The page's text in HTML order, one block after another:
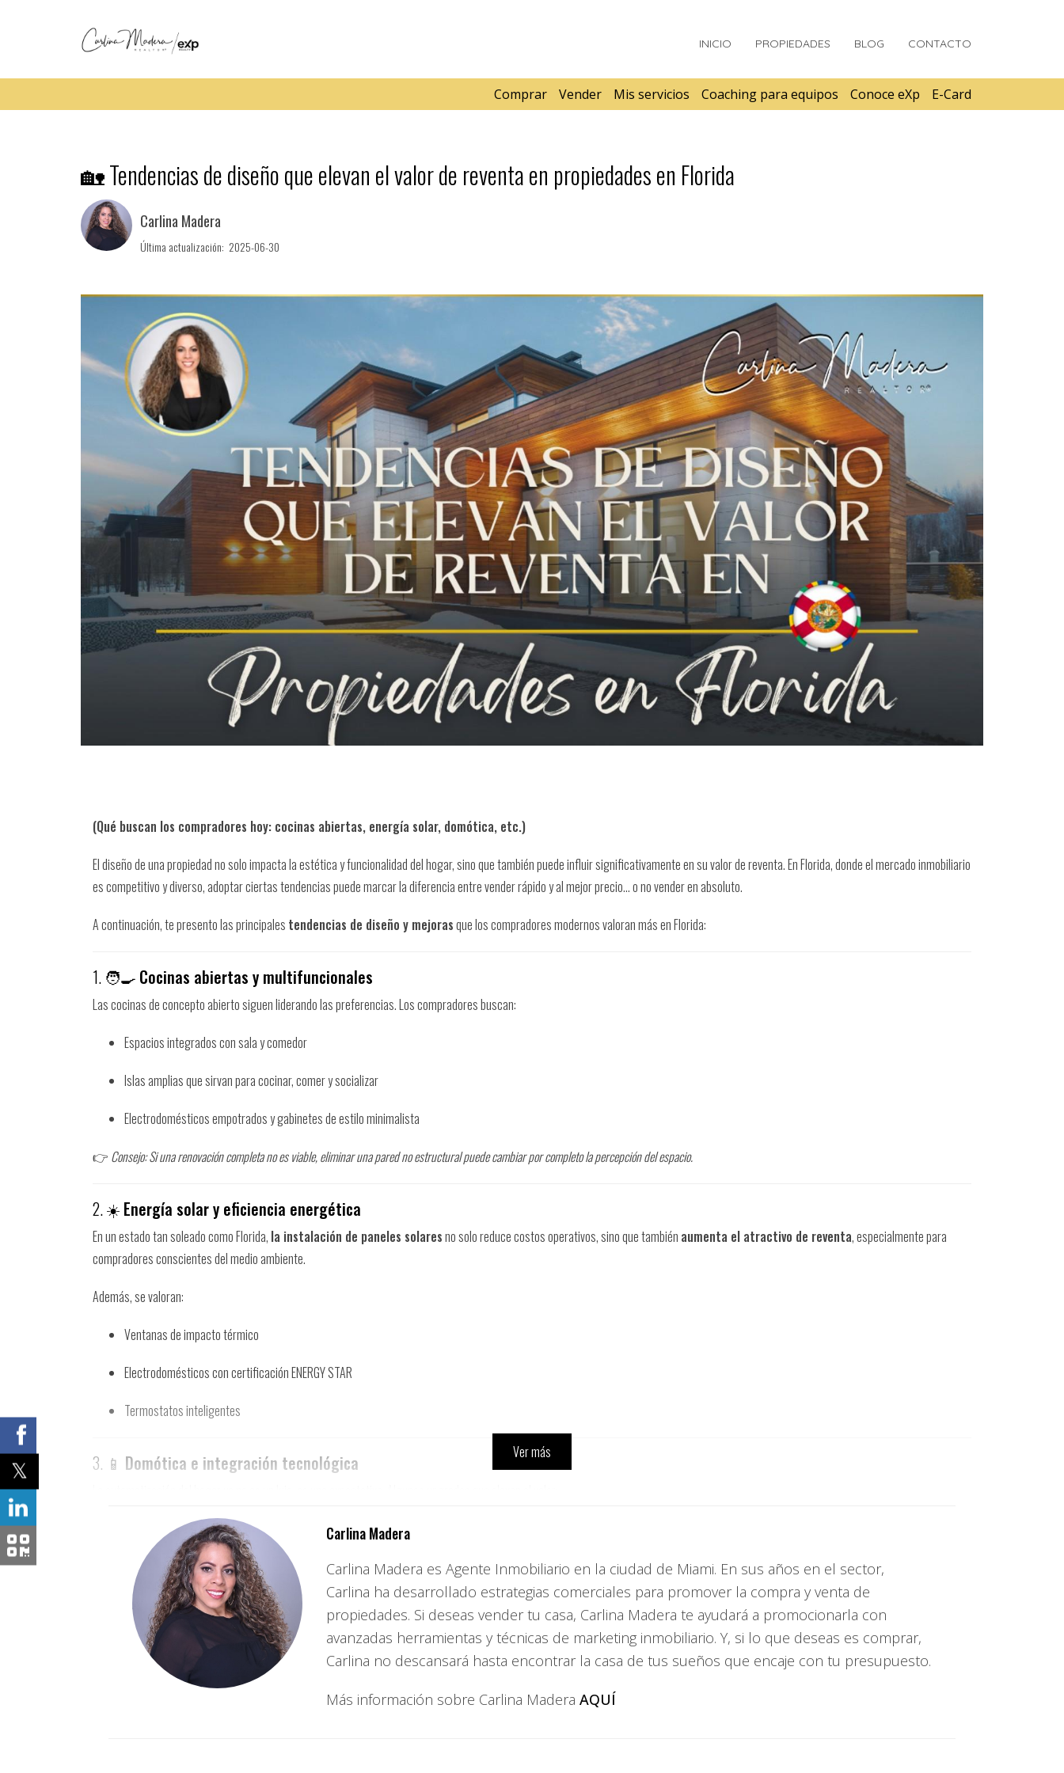
INICIO PROPIEDADES BLOG CONTACTO
Comprar Vender Mis servicios Coaching para equipos Conoce eXp E-Card
🏡 Tendencias de diseño que elevan el valor de reventa en propiedades en Florida
Carlina Madera
Última actualización: 2025-06-30
(Qué buscan los compradores hoy: cocinas abiertas, energía solar, domótica, etc.)
El diseño de una propiedad no solo impacta la estética y funcionalidad del hogar, sino que también puede influir significativamente en su valor de reventa. En Florida, donde el mercado inmobiliario
es competitivo y diverso, adoptar ciertas tendencias puede marcar la diferencia entre vender rápido y al mejor precio… o no vender en absoluto.
A continuación, te presento las principales tendencias de diseño y mejorasque los compradores modernos valoran más en Florida:
1. 🧑‍🍳 Cocinas abiertas y multifuncionales
Las cocinas de concepto abierto siguen liderando las preferencias. Los compradores buscan:
Espacios integrados con sala y comedor
Islas amplias que sirvan para cocinar, comer y socializar
Electrodomésticos empotrados y gabinetes de estilo minimalista
👉 Consejo: Si una renovación completa no es viable, eliminar una pared no estructural puede cambiar por completo la percepción del espacio.
2. ☀️ Energía solar y eficiencia energética
En un estado tan soleado como Florida, la instalación de paneles solaresno solo reduce costos operativos, sino que también aumenta el atractivo de reventa, especialmente para
compradores conscientes del medio ambiente.
Además, se valoran:
Ventanas de impacto térmico
Electrodomésticos con certificación ENERGY STAR
Termostatos inteligentes
3. 📱 Domótica e integración tecnológica
Sistemas de seguridad inteligentes (cámaras, timbres con video, cerraduras digitales)
Control de luces, persianas y climatización desde el celular
Enchufes USB y estaciones de carga integradas
Baños tipo spa
Los compradores actuales deseanexperiencias de relajación en casa
Ver más
Carlina Madera
Carlina Madera es Agente Inmobiliario en la ciudad de Miami. En sus años en el sector,
Carlina ha desarrollado estrategias comerciales para promover la compra y venta de
propiedades. Si deseas vender tu casa, Carlina Madera te ayudará a promocionarla con
avanzadas herramientas y técnicas de marketing inmobiliario. Y, si lo que deseas es comprar,
Carlina no descansará hasta encontrar la casa de tus sueños que encaje con tu presupuesto.
Más información sobre Carlina Madera AQUÍ